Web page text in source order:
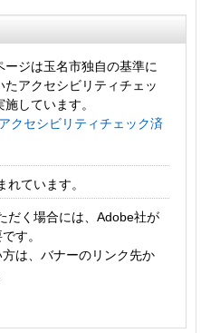
ージは玉名市独自の基準に
たアクセシビリティチェッ
施しています。
アクセシビリティチェック済
ています。
だく場合には、Adobe社が
す。
は、バナーのリンク先か